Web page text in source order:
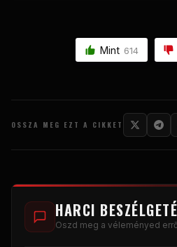
Mint 614
OSSZA MEG EZT A CIKKET
HARCI
Oszd meg a véleményed